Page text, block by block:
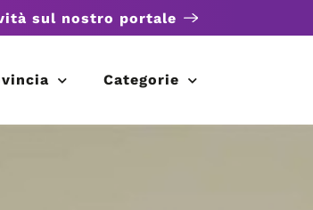
sul nostro portale
Categorie